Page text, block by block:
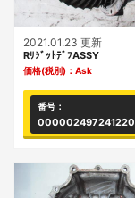
2021.01.23 更新
RﾘｼﾞｯﾄﾃﾞﾌASSY
価格(税別)： Ask
番号：
000002497241220